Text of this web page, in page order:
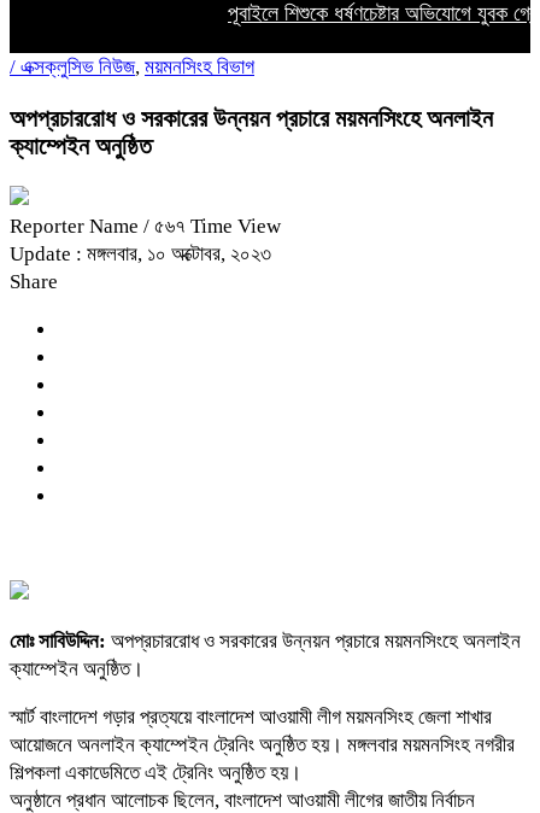
পূবাইলে শিশুকে ধর্ষণচেষ্টার অভিযোগে যুবক
/ এক্সক্লুসিভ নিউজ, ময়মনসিংহ বিভাগ
অপপ্রচাররোধ ও সরকারের উন্নয়ন প্রচারে ময়মনসিংহে অনলাইন
ক্যাম্পেইন অনুষ্ঠিত
Reporter Name / ৫৬৭ Time View
Update : মঙ্গলবার, ১০ অক্টোবর, ২০২৩
Share
মোঃ সাবিউদ্দিন: অপপ্রচাররোধ ও সরকারের উন্নয়ন প্রচারে ময়মনসিংহে অনলাইন
ক্যাম্পেইন অনুষ্ঠিত।
স্মার্ট বাংলাদেশ গড়ার প্রত্যয়ে বাংলাদেশ আওয়ামী লীগ ময়মনসিংহ জেলা শাখার
আয়োজনে অনলাইন ক্যাম্পেইন ট্রেনিং অনুষ্ঠিত হয়। মঙ্গলবার ময়মনসিংহ নগরীর
শিল্পকলা একাডেমিতে এই ট্রেনিং অনুষ্ঠিত হয়।
অনুষ্ঠানে প্রধান আলোচক ছিলেন, বাংলাদেশ আওয়ামী লীগের জাতীয় নির্বাচন